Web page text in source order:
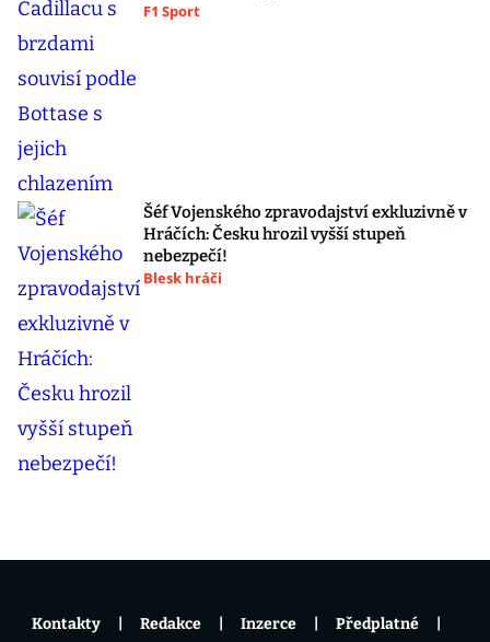
F1 Sport
Šéf Vojenského zpravodajství exkluzivně v
Hráčích: Česku hrozil vyšší stupeň
nebezpečí!
Blesk hráči
Kontakty Redakce Inzerce Předplatné